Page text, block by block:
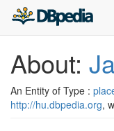
About:
An Entity of Type :
http://hu.dbpedia.org,